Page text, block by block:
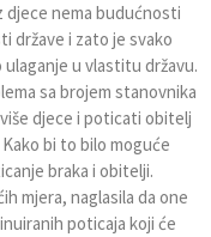
djece nema budućnosti
države i zato je svako
u vlastitu državu.
sa brojem stanovnika
djece i poticati obitelj
bi to bilo moguće
braka i obitelji.
mjera, naglasila da one
poticaja koji će